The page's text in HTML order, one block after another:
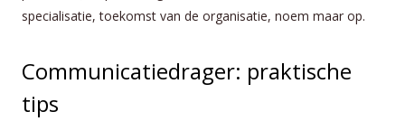
specialisatie, toekomst van de organisatie, noem maar op.
Communicatiedrager: praktische
tips